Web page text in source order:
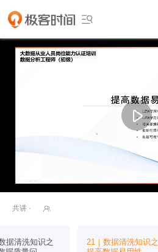

共讲 · 
据清洗知识之
21｜数据清洗知识之